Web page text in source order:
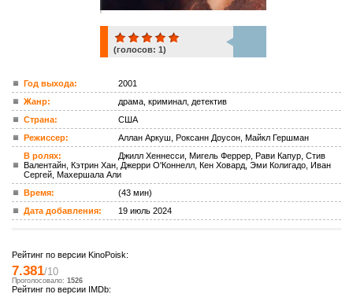
ком.
(голосов: 1)
Год выхода:
2001
Жанр:
драма, криминал, детектив
Страна:
США
Режиссер:
Аллан Аркуш, Роксанн Доусон, Майкл Гершман
В ролях:
Джилл Хеннесси, Мигель Феррер, Рави Капур, Стив
Валентайн, Кэтрин Хан, Джерри О'Коннелл, Кен Ховард, Эми Колигадо, Иван
Сергей, Махершала Али
Время:
(43 мин)
Дата добавления:
19 июль 2024
Рейтинг по версии KinoPoisk:
7.381/10
Проголосовало: 1526
Рейтинг по версии IMDb: